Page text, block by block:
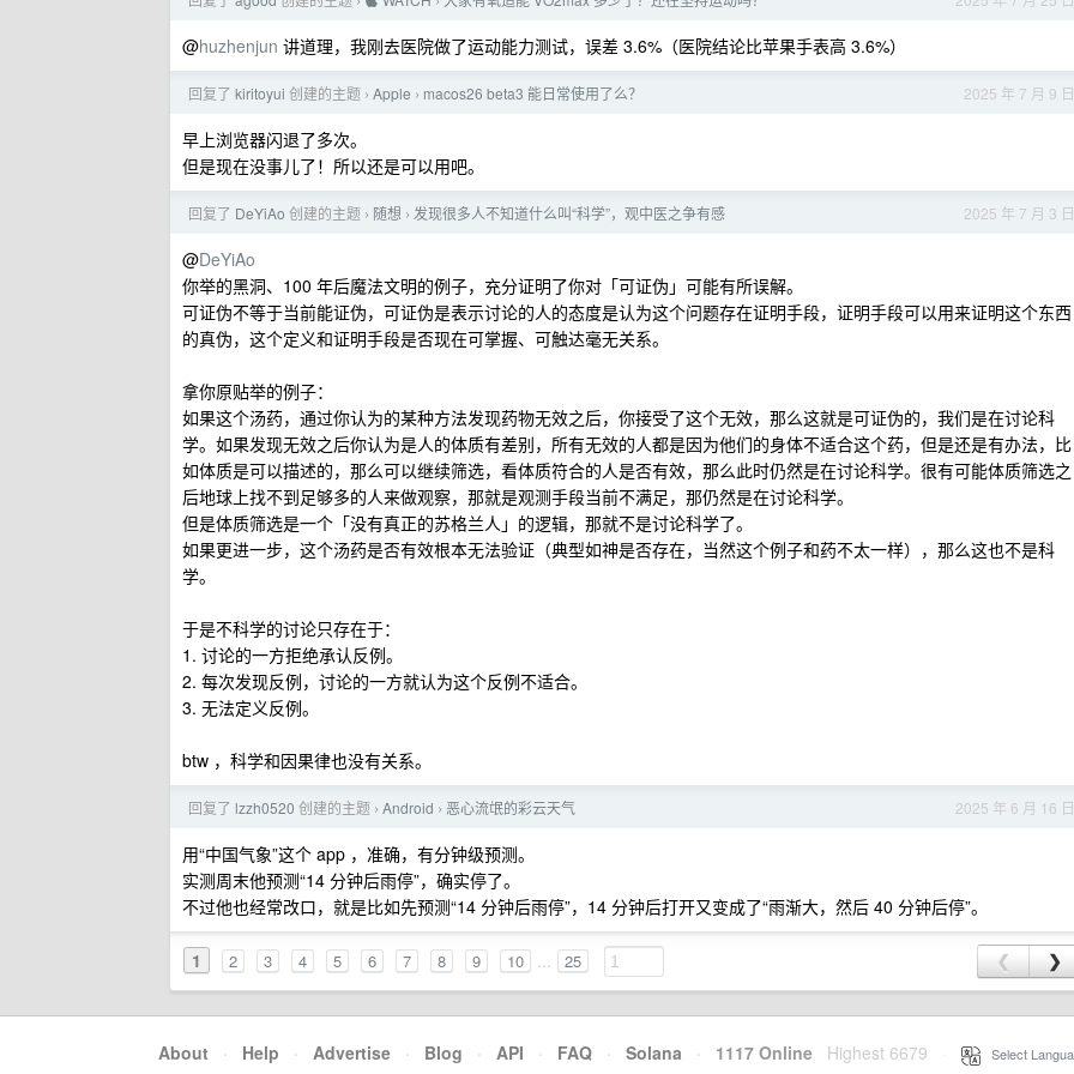
@huzhenjun 讲道理，我刚去医院做了运动能力测试，误差 3.6%（医院结论比苹果手表高 3.6%）
2025 年 7 月 9 日
回复了 kiritoyui 创建的主题 › Apple › macos26 beta3 能日常使用了么？
早上浏览器闪退了多次。
但是现在没事儿了！所以还是可以用吧。
2025 年 7 月 3 日
回复了 DeYiAo 创建的主题 › 随想 › 发现很多人不知道什么叫“科学”，观中医之争有感
@DeYiAo
你举的黑洞、100 年后魔法文明的例子，充分证明了你对「可证伪」可能有所误解。
可证伪不等于当前能证伪，可证伪是表示讨论的人的态度是认为这个问题存在证明手段，证明手段可以用来证明这个东西
的真伪，这个定义和证明手段是否现在可掌握、可触达毫无关系。
拿你原贴举的例子：
如果这个汤药，通过你认为的某种方法发现药物无效之后，你接受了这个无效，那么这就是可证伪的，我们是在讨论科
学。如果发现无效之后你认为是人的体质有差别，所有无效的人都是因为他们的身体不适合这个药，但是还是有办法，比
如体质是可以描述的，那么可以继续筛选，看体质符合的人是否有效，那么此时仍然是在讨论科学。很有可能体质筛选之
后地球上找不到足够多的人来做观察，那就是观测手段当前不满足，那仍然是在讨论科学。
但是体质筛选是一个「没有真正的苏格兰人」的逻辑，那就不是讨论科学了。
如果更进一步，这个汤药是否有效根本无法验证（典型如神是否存在，当然这个例子和药不太一样），那么这也不是科
学。
于是不科学的讨论只存在于：
1. 讨论的一方拒绝承认反例。
2. 每次发现反例，讨论的一方就认为这个反例不适合。
3. 无法定义反例。
btw ，科学和因果律也没有关系。
2025 年 6 月 16 日
回复了 lzzh0520 创建的主题 › Android › 恶心流氓的彩云天气
用“中国气象”这个 app ，准确，有分钟级预测。
实测周末他预测“14 分钟后雨停”，确实停了。
不过他也经常改口，就是比如先预测“14 分钟后雨停”，14 分钟后打开又变成了“雨渐大，然后 40 分钟后停”。
1 2 3 4 5 6 7 8 9 10 ... 25 ❮ ❯
About · Help · Advertise · Blog · API · FAQ · Solana · 1117 Online Highest 6679 Select